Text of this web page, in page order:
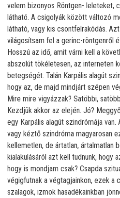
velem bizonyos Röntgen- leleteket,
látható. A csigolyák között változó
látható, vagy kis csontfelrakódás.
világosítsam fel a gerinc-röntgenről
Hosszú az idő, amit várni kell a
abszolút tökéletesen, az interneten
betegségét. Talán Karpális alagút
hogy az, de majd mindjárt szépen
Mire mire vigyázzak? Satöbbi,
Kezdjük akkor az elején. Jó?
egy Karpális alagút szindrómája van.
vagy kéztő szindróma magyarosan
kellemetlen, de ártatlan, ártalmatlan
kialakulásáról azt kell tudnunk, hogy
hogy is mondjam csak? Csapda
végigfutnak a végtagjainkon, ezek a
szalagok, izmok hasadékainkban